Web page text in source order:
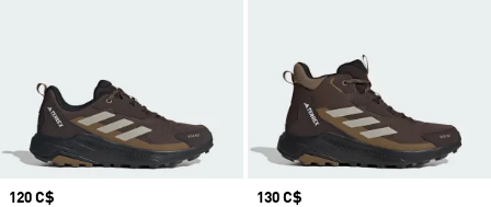
Prix
120 C$
Prix
130 C$